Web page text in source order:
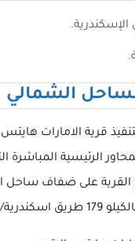
الشمالي
قرية الامارات
الرئيسية
على ضفاف ساحل
الحكمة.